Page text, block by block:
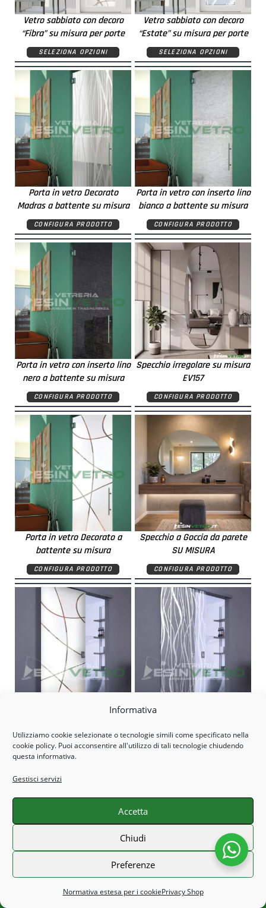
Informativa
Utilizziamo cookie selezionate o tecnologie simili come specificato nella
cookie policy. Puoi acconsentire all'utilizzo di tali tecnologie chiudendo
questa informativa.
Gestisci servizi
Accetta
Chiudi
Preferenze
Normativa estesa per i cookiePrivacy Shop
Chiusura Estiva dal 8 Agosto al 23 Agosto. Tutti gli
ordini effettuati con data stimata di consegna nei stessi
giorni saranno processati o inviati al nostro rientro! Grazie
e Buone vacanze!
Vetro sabbiato con decoro
“Fibra” su misura per porte
SELEZIONA OPZIONI
Vetro sabbiato con decoro
“Estate” su misura per porte
SELEZIONA OPZIONI
Porta in vetro Decorato
Madras a battente su misura
CONFIGURA PRODOTTO
Porta in vetro con inserto lino
bianco a battente su misura
CONFIGURA PRODOTTO
Porta in vetro con inserto lino
nero a battente su misura
CONFIGURA PRODOTTO
Specchio irregolare su misura
EV157
CONFIGURA PRODOTTO
Porta in vetro Decorato a
battente su misura
CONFIGURA PRODOTTO
Specchio a Goccia da parete
SU MISURA
CONFIGURA PRODOTTO
Porta Scorrevole in vetro
CONFIGURA PRODOTTO
Porta Scorrevole in vetro
CONFIGURA PRODOTTO
inserto lino bianco su misura
su misura EV57